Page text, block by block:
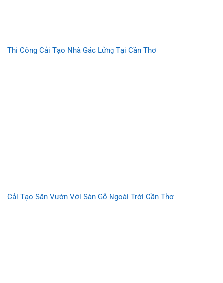
Thi Công Cải Tạo Nhà Gác Lửng Tại Cần Thơ
Cải Tạo Sân Vườn Với Sàn Gỗ Ngoài Trời Cần Thơ